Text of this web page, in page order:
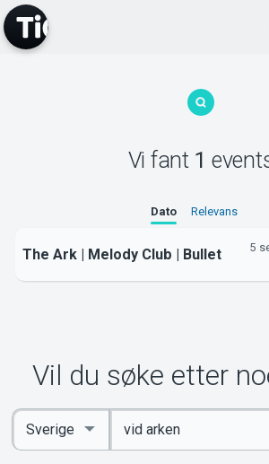
MyTickster
Vi fant 1
Dato Relevans
The Ark | Melody Club | Bullet
5
Vil du søke etter
Angi
nøkkelord
Select
Country